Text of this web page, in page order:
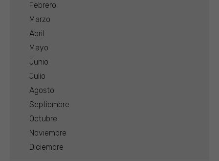
Febrero
Marzo
Abril
Mayo
Junio
Julio
Agosto
Septiembre
Octubre
Noviembre
Diciembre